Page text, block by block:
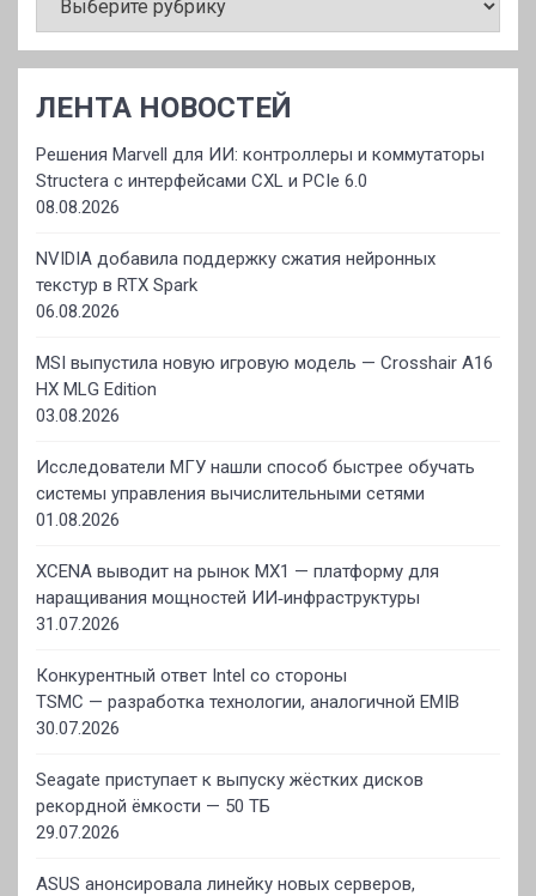
ЛЕНТА НОВОСТЕЙ
Решения Marvell для ИИ: контроллеры и коммутаторы
Structera с интерфейсами CXL и PCIe 6.0
08.08.2026
NVIDIA добавила поддержку сжатия нейронных
текстур в RTX Spark
06.08.2026
MSI выпустила новую игровую модель — Crosshair A16
HX MLG Edition
03.08.2026
Исследователи МГУ нашли способ быстрее обучать
системы управления вычислительными сетями
01.08.2026
XCENA выводит на рынок MX1 — платформу для
наращивания мощностей ИИ‑инфраструктуры
31.07.2026
Конкурентный ответ Intel со стороны
TSMC — разработка технологии, аналогичной EMIB
30.07.2026
Seagate приступает к выпуску жёстких дисков
рекордной ёмкости — 50 ТБ
29.07.2026
ASUS анонсировала линейку новых серверов,